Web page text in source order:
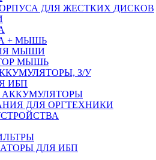
ДЛЯ ЖЕСТКИХ ДИСКОВ
+ МЫШЬ
МЫШИ
МЫШЬ
З/У
ИБП
АККУМУЛЯТОРЫ
ДЛЯ ОРГТЕХНИКИ
ДЛЯ ИБП